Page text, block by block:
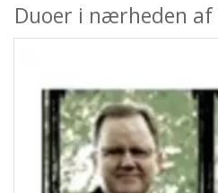
Duoer i nærheden af